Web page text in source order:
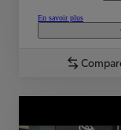
En savoir plus